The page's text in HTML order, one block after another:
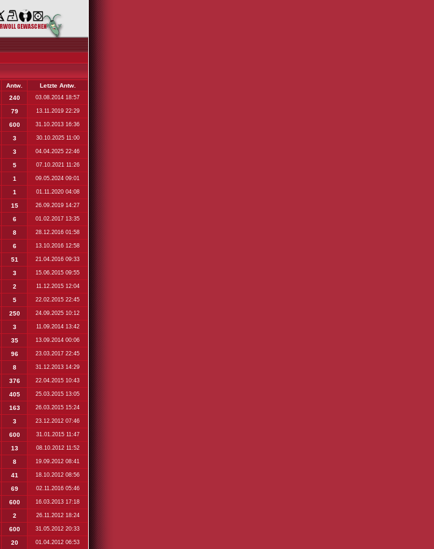
Antw. Letzte Antw.
240 03.08.2014 18:57
79 13.11.2019 22:29
600 31.10.2013 16:36
3 30.10.2025 11:00
3 04.04.2025 22:46
5 07.10.2021 11:26
1 09.05.2024 09:01
1 01.11.2020 04:08
15 26.09.2019 14:27
6 01.02.2017 13:35
8 28.12.2016 01:58
6 13.10.2016 12:58
51 21.04.2016 09:33
3 15.06.2015 09:55
2 11.12.2015 12:04
5 22.02.2015 22:45
250 24.09.2025 10:12
3 11.09.2014 13:42
35 13.09.2014 00:06
96 23.03.2017 22:45
8 31.12.2013 14:29
376 22.04.2015 10:43
405 25.03.2015 13:05
163 26.03.2015 15:24
3 23.12.2012 07:46
600 31.01.2015 11:47
13 08.10.2012 11:52
8 19.09.2012 08:41
41 18.10.2012 08:56
69 02.11.2016 05:46
600 16.03.2013 17:18
2 26.11.2012 18:24
600 31.05.2012 20:33
20 01.04.2012 06:53